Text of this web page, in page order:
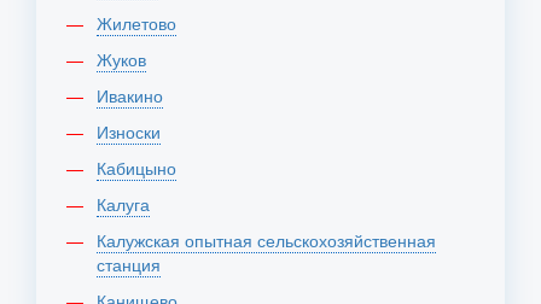
Жилетово
Жуков
Ивакино
Износки
Кабицыно
Калуга
Калужская опытная сельскохозяйственная
станция